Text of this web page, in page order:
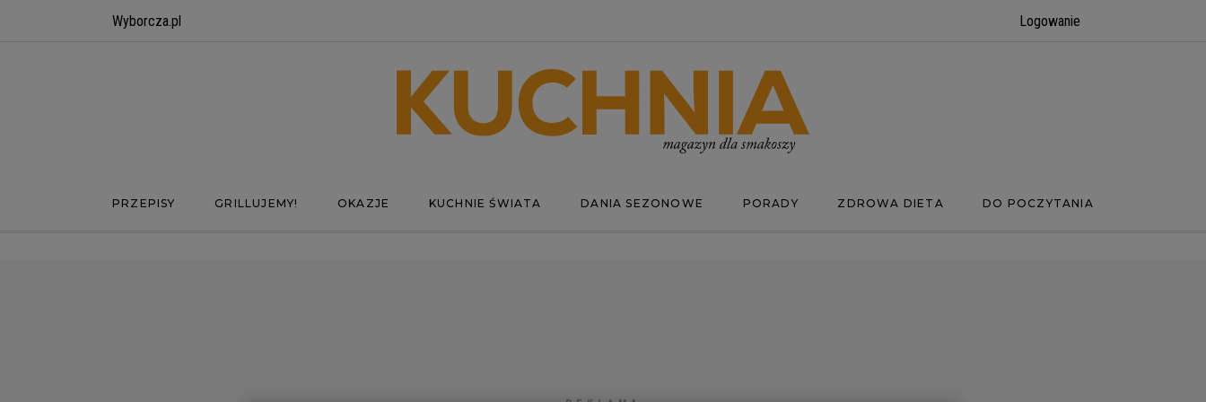
Wyborcza.pl Logowanie
PRZEPISY GRILLUJEMY! OKAZJE KUCHNIE ŚWIATA DANIA SEZONOWE PORADY ZDROWA DIETA DO POCZYTANIA